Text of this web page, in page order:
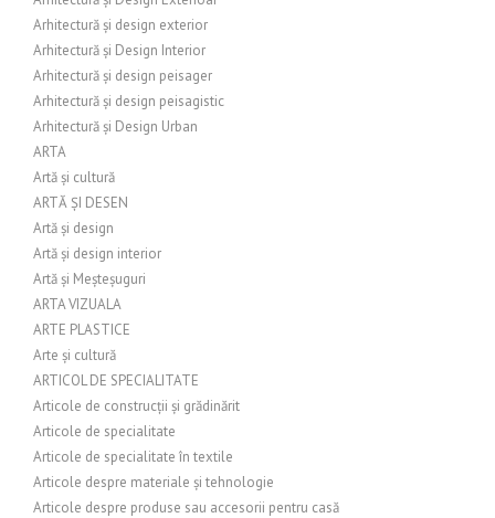
Arhitectură și design exterior
Arhitectură și Design Interior
Arhitectură și design peisager
Arhitectură și design peisagistic
Arhitectură și Design Urban
ARTA
Artă și cultură
ARTĂ ȘI DESEN
Artă și design
Artă și design interior
Artă și Meșteșuguri
ARTA VIZUALA
ARTE PLASTICE
Arte și cultură
ARTICOL DE SPECIALITATE
Articole de construcții și grădinărit
Articole de specialitate
Articole de specialitate în textile
Articole despre materiale și tehnologie
Articole despre produse sau accesorii pentru casă